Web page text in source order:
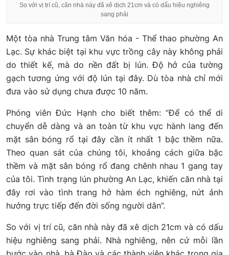
So với vị trí cũ, căn nhà này đã xê dịch 21cm và có dấu hiệu nghiêng
sang phải
Một tòa nhà Trung tâm Văn hóa - Thể thao phường An
Lạc. Sự khác biệt tại khu vực trồng cây này không phải
do thiết kế, mà do nền đất bị lún. Độ hở của tường
gạch tương ứng với độ lún tại đây. Dù tòa nhà chỉ mới
đưa vào sử dụng chưa được 10 năm.
Phóng viên Đức Hạnh cho biết thêm: “Để có thể di
chuyển dễ dàng và an toàn từ khu vực hành lang đến
mặt sân bóng rổ tại đây cần ít nhất 1 bậc thềm nữa.
Theo quan sát của chúng tôi, khoảng cách giữa bậc
thềm và mặt sân bóng rổ đang chênh nhau 1 gang tay
của tôi. Tình trạng lún phường An Lạc, khiến căn nhà tại
đây rơi vào tình trang hở hàm éch nghiêng, nứt ảnh
hưởng trực tiếp đến đời sống người dân”.
So với vị trí cũ, căn nhà này đã xê dịch 21cm và có dấu
hiệu nghiêng sang phải. Nhà nghiêng, nên cứ mỗi lần